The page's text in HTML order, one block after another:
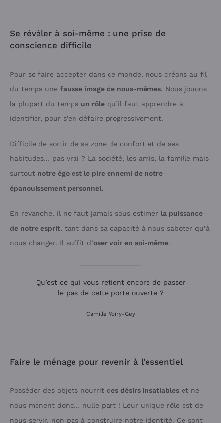
Se révéler à soi-même : une prise de
conscience difficile
Pour se faire accepter dans ce monde, nous créons au fil
du temps une fausse image de nous-mêmes. Nous jouons
la plupart du temps un rôle qu’il faut apprendre à
identifier, pour s’en défaire progressivement.
Difficile de sortir de sa zone de confort et de ses
habitudes… pas vrai ? La société, les amis, la famille mais
surtout notre égo est le pire ennemi de notre
épanouissement personnel.
En revanche, il ne faut jamais sous estimer la puissance
de notre esprit, tant dans sa capacité à nous saboter qu’à
nous changer. Il suffit d’oser voir en soi-même.
Qu’est ce qui vous retient encore de passer
le pas de cette porte ouverte ?
Camille Voiry-Gey
Faire le ménage pour revenir à l’essentiel
Posséder des objets nourrit des désirs insatiables et ne
nous mènent donc… nulle part ! Leur unique rôle est de
nous servir, non pas à construire notre identité. Ce sont